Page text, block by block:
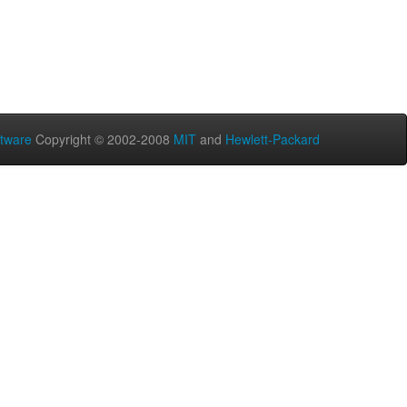
Copyright © 2002-2008 MIT and Hewlett-Packard